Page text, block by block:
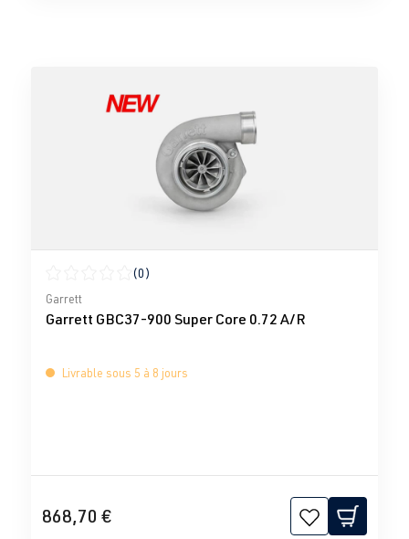
Note moyenne de 0 sur 5 étoiles
(0)
Garrett
Garrett GBC37-900 Super Core 0.72 A/R
Livrable sous 5 à 8 jours
868,70 €